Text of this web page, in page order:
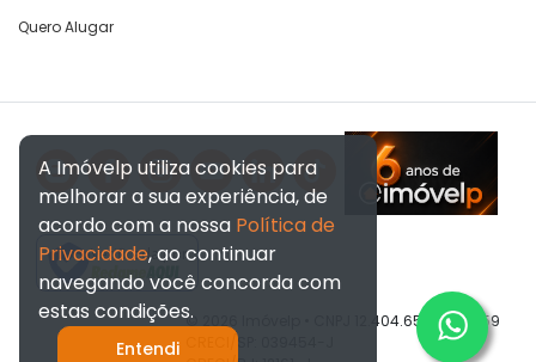
Quero Alugar
Verificada por
© 2026 Imóvelp • CNPJ 12.404.656/0001-59
CRECI/SP: 039454-J
A Imóvelp utiliza cookies para
melhorar a sua experiência, de
acordo com a nossa Política de
Privacidade, ao continuar
navegando você concorda com
estas condições.
Entendi